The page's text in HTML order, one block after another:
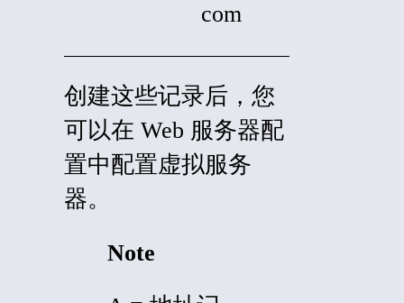
com
创建这些记录后，您
可以在 Web 服务器配
置中配置虚拟服务
器。
Note